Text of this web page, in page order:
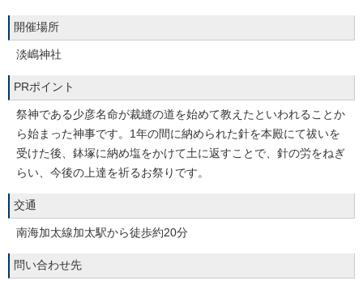
開催場所
淡嶋神社
PRポイント
祭神である少彦名命が裁縫の道を始めて教えたといわれることか
ら始まった神事です。1年の間に納められた針を本殿にて祓いを
受けた後、鉢塚に納め塩をかけて土に返すことで、針の労をねぎ
らい、今後の上達を祈るお祭りです。
交通
南海加太線加太駅から徒歩約20分
問い合わせ先